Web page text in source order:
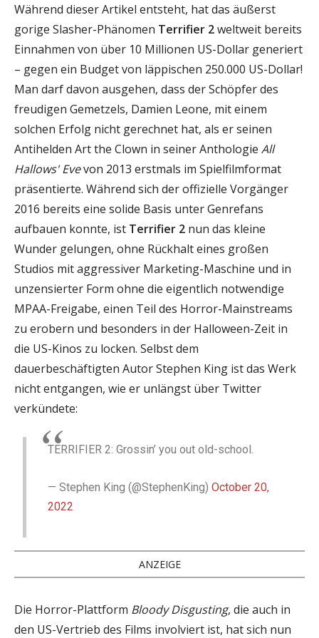
Während dieser Artikel entsteht, hat das äußerst
gorige Slasher-Phänomen Terrifier 2weltweit bereits
Einnahmen von über 10 Millionen US-Dollar generiert
– gegen ein Budget von läppischen 250.000 US-Dollar!
Man darf davon ausgehen, dass der Schöpfer des
freudigen Gemetzels, Damien Leone, mit einem
solchen Erfolg nicht gerechnet hat, als er seinen
Antihelden Art the Clown in seiner Anthologie All
Hallows' Evevon 2013 erstmals im Spielfilmformat
präsentierte. Während sich der offizielle Vorgänger
2016 bereits eine solide Basis unter Genrefans
aufbauen konnte, ist Terrifier 2 nun das kleine
Wunder gelungen, ohne Rückhalt eines großen
Studios mit aggressiver Marketing-Maschine und in
unzensierter Form ohne die eigentlich notwendige
MPAA-Freigabe, einen Teil des Horror-Mainstreams
zu erobern und besonders in der Halloween-Zeit in
die US-Kinos zu locken. Selbst dem
dauerbeschäftigten Autor Stephen King ist das Werk
nicht entgangen, wie er unlängst über Twitter
verkündete:
TERRIFIER 2: Grossin’ you out old-school.
— Stephen King (@StephenKing)October 20,
2022
ANZEIGE
Die Horror-Plattform Bloody Disgusting, die auch in
den US-Vertrieb des Films involviert ist, hat sich nun